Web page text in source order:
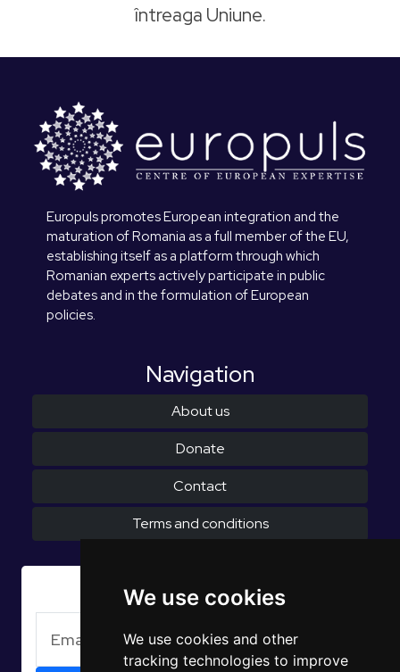
We use cookies
We use cookies and other
tracking technologies to improve
întreaga Uniune.
Europuls promotes European integration and the
maturation of Romania as a full member of the EU,
establishing itself as a platform through which
Romanian experts actively participate in public
debates and in the formulation of European
policies.
Navigation
About us
Donate
Contact
Terms and conditions
Subscribe to Newsletter